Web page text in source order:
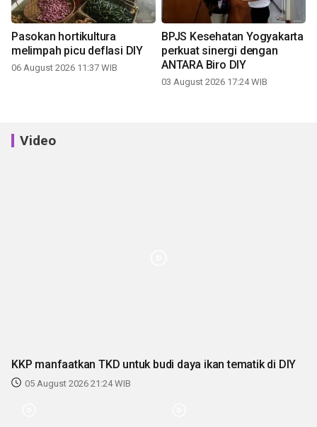
Pasokan hortikultura
melimpah picu deflasi DIY
06 August 2026 11:37 WIB
BPJS Kesehatan Yogyakarta
perkuat sinergi dengan
ANTARA Biro DIY
03 August 2026 17:24 WIB
Video
KKP manfaatkan TKD untuk budi daya ikan tematik di DIY
05 August 2026 21:24 WIB